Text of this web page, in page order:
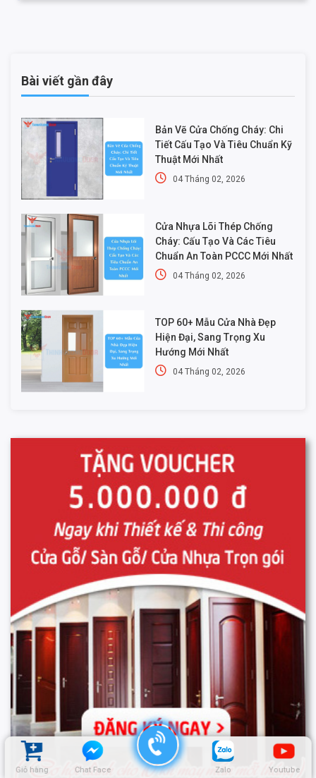
Giỏ hàng Chat Face Zalo Youtube
Bài viết gần đây
Bản Vẽ Cửa Chống Cháy: Chi
Tiết Cấu Tạo Và Tiêu Chuẩn Kỹ
Thuật Mới Nhất
04 Tháng 02, 2026
Cửa Nhựa Lõi Thép Chống
Cháy: Cấu Tạo Và Các Tiêu
Chuẩn An Toàn PCCC Mới Nhất
04 Tháng 02, 2026
TOP 60+ Mẫu Cửa Nhà Đẹp
Hiện Đại, Sang Trọng Xu
Hướng Mới Nhất
04 Tháng 02, 2026